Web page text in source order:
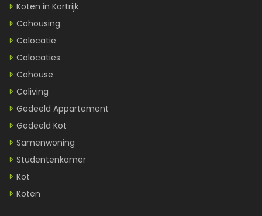
Koten in Kortrijk
Cohousing
Colocatie
Colocaties
Cohouse
Coliving
Gedeeld Appartement
Gedeeld Kot
Samenwoning
Studentenkamer
Kot
Koten